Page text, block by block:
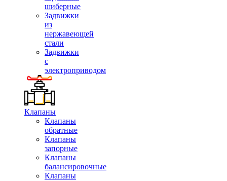
шиберные
Задвижки
из
нержавеющей
стали
Задвижки
с
электроприводом
Клапаны
Клапаны
обратные
Клапаны
запорные
Клапаны
балансировочные
Клапаны